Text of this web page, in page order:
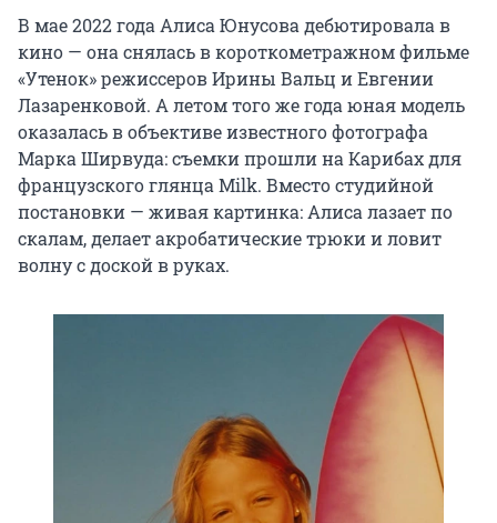
В мае 2022 года Алиса Юнусова дебютировала в
кино — она снялась в короткометражном фильме
«Утенок» режиссеров Ирины Вальц и Евгении
Лазаренковой. А летом того же года юная модель
оказалась в объективе известного фотографа
Марка Ширвуда: съемки прошли на Карибах для
французского глянца Milk. Вместо студийной
постановки — живая картинка: Алиса лазает по
скалам, делает акробатические трюки и ловит
волну с доской в руках.